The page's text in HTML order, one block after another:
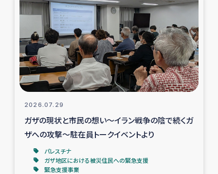
漁民によるマングローブ植林活動
レバノンでのシリア難民への食糧・越冬支援
レバノンにおける緊急支援
レバノンでのシリア難民への教育支援事業
レバノンでのシリア難民・レバノン人への農業支援
海外ルーツの市民との共生
神原ゼミxパルシック
2026.07.29
ガザの現状と市民の想い～イラン戦争の陰で続くガ
ザへの攻撃～駐在員トークイベントより
パレスチナ
ガザ地区における被災住民への緊急支援
緊急支援事業